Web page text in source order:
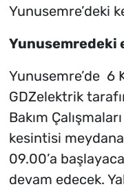
Yunusemre’deki
Yunusemre’de 6
GDZelektrik
Bakım
kesintisi
09.00’a
devam edecek.